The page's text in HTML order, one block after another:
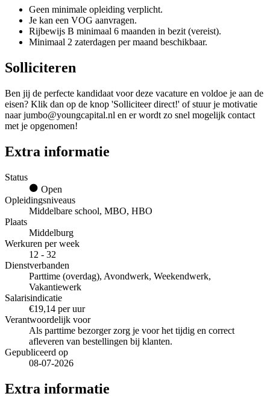
Geen minimale opleiding verplicht.
Je kan een VOG aanvragen.
Rijbewijs B minimaal 6 maanden in bezit (vereist).
Minimaal 2 zaterdagen per maand beschikbaar.
Solliciteren
Ben jij de perfecte kandidaat voor deze vacature en voldoe je aan de
eisen? Klik dan op de knop 'Solliciteer direct!' of stuur je motivatie
naar jumbo@youngcapital.nl en er wordt zo snel mogelijk contact
met je opgenomen!
Extra informatie
Status
Open
Opleidingsniveaus
Middelbare school, MBO, HBO
Plaats
Middelburg
Werkuren per week
12 - 32
Dienstverbanden
Parttime (overdag), Avondwerk, Weekendwerk,
Vakantiewerk
Salarisindicatie
€19,14 per uur
Verantwoordelijk voor
Als parttime bezorger zorg je voor het tijdig en correct
afleveren van bestellingen bij klanten.
Gepubliceerd op
08-07-2026
Extra informatie